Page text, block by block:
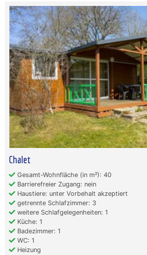
Chalet
Gesamt-Wohnfläche (in m²): 40
Barrierefreier Zugang: nein
Haustiere: unter Vorbehalt akzeptiert
getrennte Schlafzimmer: 3
weitere Schlafgelegenheiten: 1
Küche: 1
Badezimmer: 1
WC: 1
Heizung